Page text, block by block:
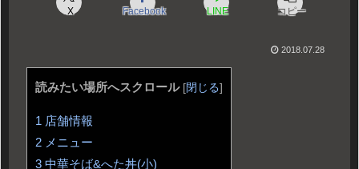
X Facebook LINE コピー
2018.07.28
読みたい場所へスクロール [閉じる]
1 店舗情報
2 メニュー
3 中華そば&へた丼(小)